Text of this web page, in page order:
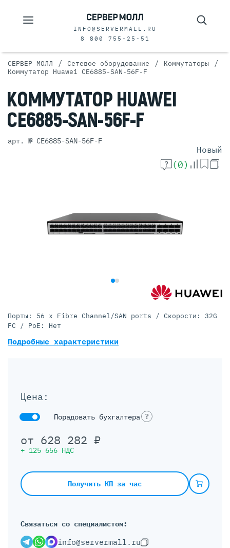
INFO@SERVERMALL.RU
8 800 755-25-51
СЕРВЕР МОЛЛ / Сетевое оборудование / Коммутаторы /
Коммутатор Huawei CE6885-SAN-56F-F
КОММУТАТОР HUAWEI
CE6885-SAN-56F-F
арт. № CE6885-SAN-56F-F
Новый
(0)
Цена:
Порадовать бухгалтера ?
от 628 282 ₽
+ 125 656 НДС
Получить КП за час
Связаться со специалистом:
info@servermall.ru
Порты: 56 x Fibre Channel/SAN ports / Скорости: 32G
FC / PoE: Нет
Подробные характеристики